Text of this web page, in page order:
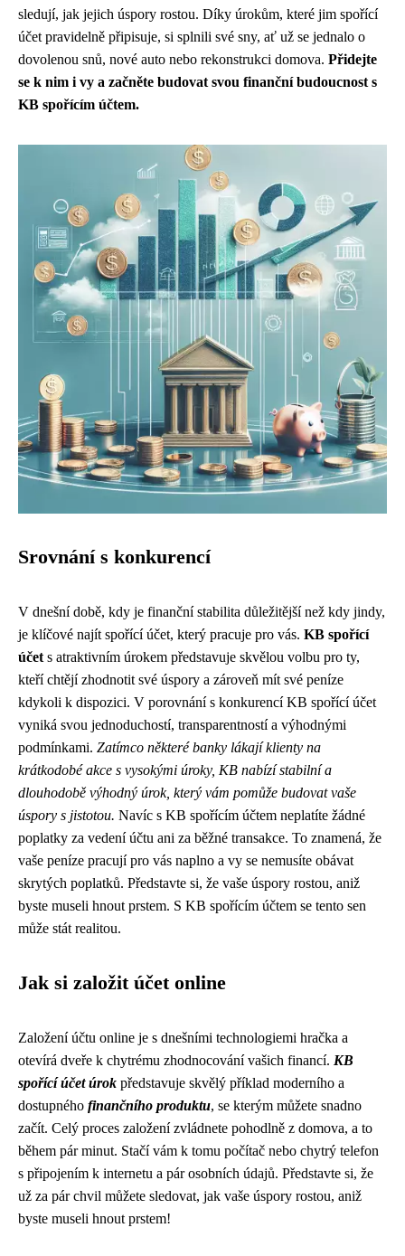
sledují, jak jejich úspory rostou. Díky úrokům, které jim spořící
účet pravidelně připisuje, si splnili své sny, ať už se jednalo o
dovolenou snů, nové auto nebo rekonstrukci domova. Přidejte
se k nim i vy a začněte budovat svou finanční budoucnost s
KB spořícím účtem.
Srovnání s konkurencí
V dnešní době, kdy je finanční stabilita důležitější než kdy jindy,
je klíčové najít spořící účet, který pracuje pro vás. KB spořící
účet s atraktivním úrokem představuje skvělou volbu pro ty,
kteří chtějí zhodnotit své úspory a zároveň mít své peníze
kdykoli k dispozici. V porovnání s konkurencí KB spořící účet
vyniká svou jednoduchostí, transparentností a výhodnými
podmínkami. Zatímco některé banky lákají klienty na
krátkodobé akce s vysokými úroky, KB nabízí stabilní a
dlouhodobě výhodný úrok, který vám pomůže budovat vaše
úspory s jistotou. Navíc s KB spořícím účtem neplatíte žádné
poplatky za vedení účtu ani za běžné transakce. To znamená, že
vaše peníze pracují pro vás naplno a vy se nemusíte obávat
skrytých poplatků. Představte si, že vaše úspory rostou, aniž
byste museli hnout prstem. S KB spořícím účtem se tento sen
může stát realitou.
Jak si založit účet online
Založení účtu online je s dnešními technologiemi hračka a
otevírá dveře k chytrému zhodnocování vašich financí. KB
spořící účet úrok představuje skvělý příklad moderního a
dostupného finančního produktu, se kterým můžete snadno
začít. Celý proces založení zvládnete pohodlně z domova, a to
během pár minut. Stačí vám k tomu počítač nebo chytrý telefon
s připojením k internetu a pár osobních údajů. Představte si, že
už za pár chvil můžete sledovat, jak vaše úspory rostou, aniž
byste museli hnout prstem!